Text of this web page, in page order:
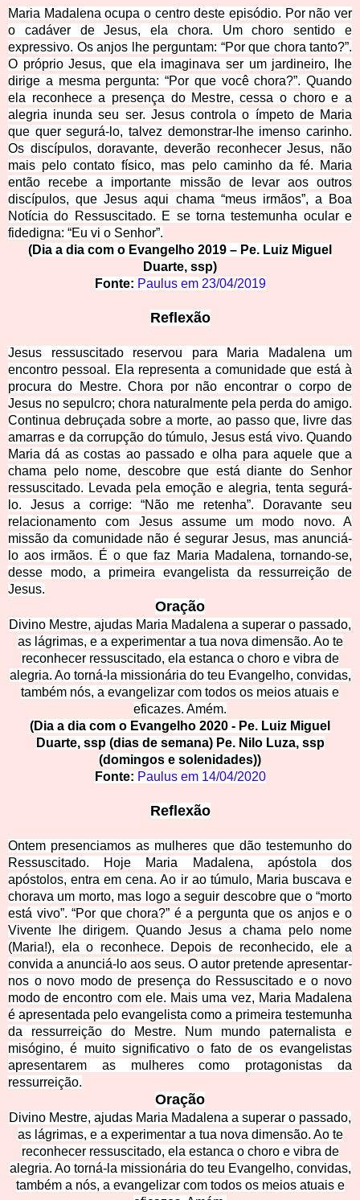
Maria Madalena ocupa o centro deste episódio. Por não ver
o cadáver de Jesus, ela chora. Um choro sentido e
expressivo. Os anjos lhe perguntam: “Por que chora tanto?”.
O próprio Jesus, que ela imaginava ser um jardineiro, lhe
dirige a mesma pergunta: “Por que você chora?”. Quando
ela reconhece a presença do Mestre, cessa o choro e a
alegria inunda seu ser. Jesus controla o ímpeto de Maria
que quer segurá-lo, talvez demonstrar-lhe imenso carinho.
Os discípulos, doravante, deverão reconhecer Jesus, não
mais pelo contato físico, mas pelo caminho da fé. Maria
então recebe a importante missão de levar aos outros
discípulos, que Jesus aqui chama “meus irmãos”, a Boa
Notícia do Ressuscitado. E se torna testemunha ocular e
fidedigna: “Eu vi o Senhor”.
(Dia a dia com o Evangelho 2019 – Pe. Luiz Miguel
Duarte, ssp)
Fonte: Paulus em 23/04/2019
Reflexão
Jesus ressuscitado reservou para Maria Madalena um
encontro pessoal. Ela representa a comunidade que está à
procura do Mestre. Chora por não encontrar o corpo de
Jesus no sepulcro; chora naturalmente pela perda do amigo.
Continua debruçada sobre a morte, ao passo que, livre das
amarras e da corrupção do túmulo, Jesus está vivo. Quando
Maria dá as costas ao passado e olha para aquele que a
chama pelo nome, descobre que está diante do Senhor
ressuscitado. Levada pela emoção e alegria, tenta segurá-
lo. Jesus a corrige: “Não me retenha”. Doravante seu
relacionamento com Jesus assume um modo novo. A
missão da comunidade não é segurar Jesus, mas anunciá-
lo aos irmãos. É o que faz Maria Madalena, tornando-se,
desse modo, a primeira evangelista da ressurreição de
Jesus.
Oração
Divino Mestre, ajudas Maria Madalena a superar o passado,
as lágrimas, e a experimentar a tua nova dimensão. Ao te
reconhecer ressuscitado, ela estanca o choro e vibra de
alegria. Ao torná-la missionária do teu Evangelho, convidas,
também nós, a evangelizar com todos os meios atuais e
eficazes. Amém.
(Dia a dia com o Evangelho 2020 - Pe. Luiz Miguel
Duarte, ssp (dias de semana) Pe. Nilo Luza, ssp
(domingos e solenidades))
Fonte: Paulus em 14/04/2020
Reflexão
Ontem presenciamos as mulheres que dão testemunho do
Ressuscitado. Hoje Maria Madalena, apóstola dos
apóstolos, entra em cena. Ao ir ao túmulo, Maria buscava e
chorava um morto, mas logo a seguir descobre que o “morto
está vivo”. “Por que chora?” é a pergunta que os anjos e o
Vivente lhe dirigem. Quando Jesus a chama pelo nome
(Maria!), ela o reconhece. Depois de reconhecido, ele a
convida a anunciá-lo aos seus. O autor pretende apresentar-
nos o novo modo de presença do Ressuscitado e o novo
modo de encontro com ele. Mais uma vez, Maria Madalena
é apresentada pelo evangelista como a primeira testemunha
da ressurreição do Mestre. Num mundo paternalista e
misógino, é muito significativo o fato de os evangelistas
apresentarem as mulheres como protagonistas da
ressurreição.
Oração
Divino Mestre, ajudas Maria Madalena a superar o passado,
as lágrimas, e a experimentar a tua nova dimensão. Ao te
reconhecer ressuscitado, ela estanca o choro e vibra de
alegria. Ao torná-la missionária do teu Evangelho, convidas,
também a nós, a evangelizar com todos os meios atuais e